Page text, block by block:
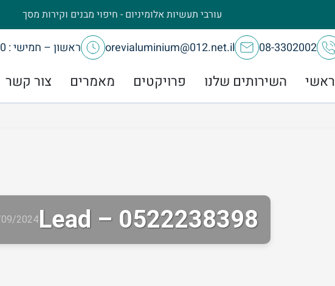
עורבי תעשיות אלומיניום - חיפוי מבנים וקירות מסך
08-3302002
orevialuminium@012.net.il ראשון – חמישי : 8:00 – 17:00
ראשי השירותים שלנו פרויקטים מאמרים צור קשר
Lead – 0522238398
2024